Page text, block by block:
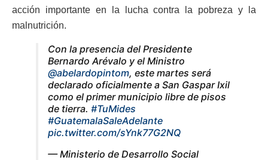
acción importante en la lucha contra la pobreza y la
malnutrición.
Con la presencia del Presidente
Bernardo Arévalo y el Ministro
@abelardopintom, este martes será
declarado oficialmente a San Gaspar Ixil
como el primer municipio libre de pisos
de tierra. #TuMides
#GuatemalaSaleAdelante
pic.twitter.com/sYnk77G2NQ
— Ministerio de Desarrollo Social